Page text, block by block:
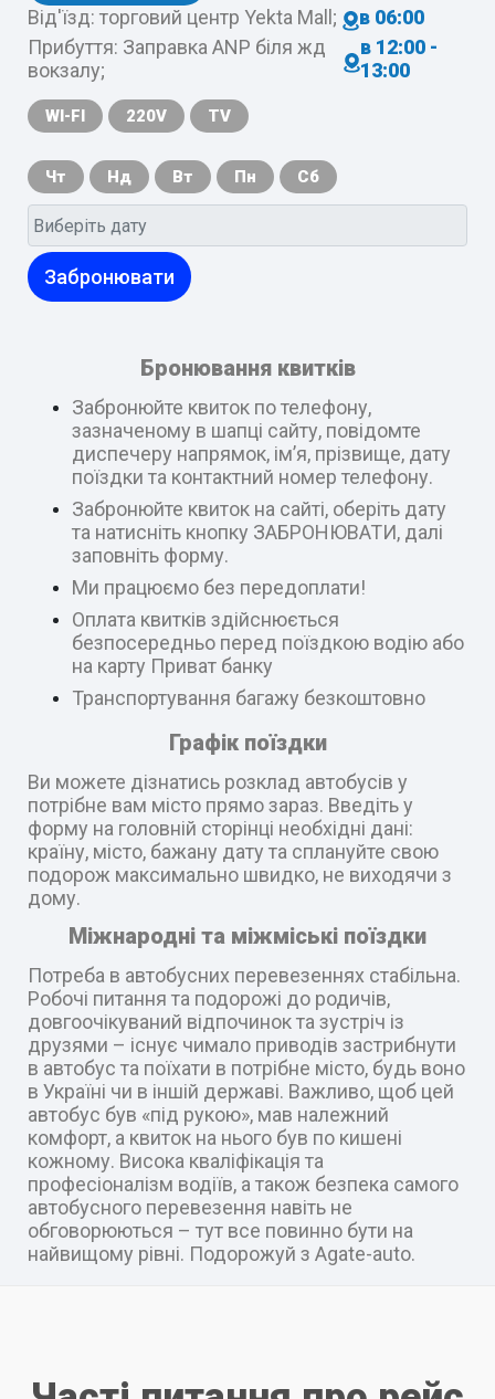
Від'їзд: торговий центр Yekta Mall;
в 06:00
Прибуття: Заправка ANP біля жд
вокзалу;
в 12:00 -
13:00
WI-FI 220V TV
Чт Нд Вт Пн Сб
Забронювати
Бронювання квитків
Забронюйте квиток по телефону,
зазначеному в шапці сайту, повідомте
диспечеру напрямок, ім’я, прізвище, дату
поїздки та контактний номер телефону.
Забронюйте квиток на сайті, оберіть дату
та натисніть кнопку ЗАБРОНЮВАТИ, далі
заповніть форму.
Ми працюємо без передоплати!
Оплата квитків здійснюється
безпосередньо перед поїздкою водію або
на карту Приват банку
Транспортування багажу безкоштовно
Графік поїздки
Ви можете дізнатись розклад автобусів у
потрібне вам місто прямо зараз. Введіть у
форму на головній сторінці необхідні дані:
країну, місто, бажану дату та сплануйте свою
подорож максимально швидко, не виходячи з
дому.
Міжнародні та міжміські поїздки
Потреба в автобусних перевезеннях стабільна.
Робочі питання та подорожі до родичів,
довгоочікуваний відпочинок та зустріч із
друзями – існує чимало приводів застрибнути
в автобус та поїхати в потрібне місто, будь воно
в Україні чи в іншій державі. Важливо, щоб цей
автобус був «під рукою», мав належний
комфорт, а квиток на нього був по кишені
кожному. Висока кваліфікація та
професіоналізм водіїв, а також безпека самого
автобусного перевезення навіть не
обговорюються – тут все повинно бути на
найвищому рівні. Подорожуй з Agate-auto.